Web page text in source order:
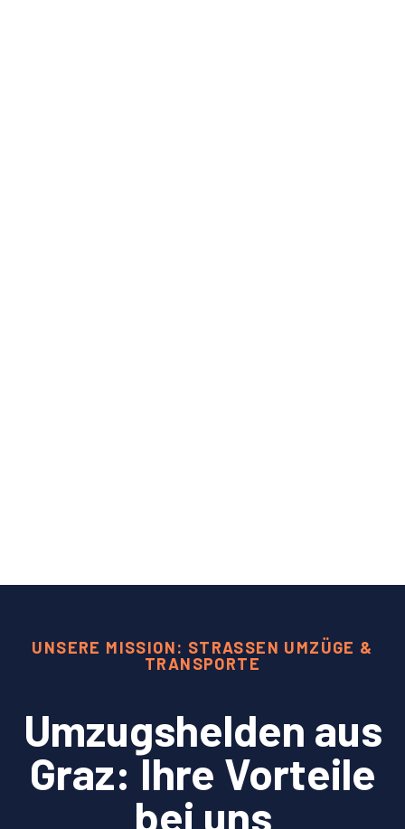
UNSERE MISSION: STRASSEN UMZÜGE &
TRANSPORTE
Umzugshelden aus
Graz: Ihre Vorteile
bei uns